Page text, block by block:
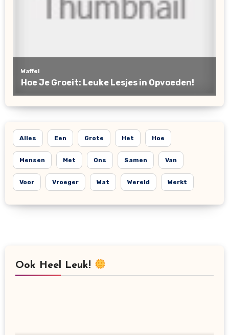
Alles Een Grote Het Hoe
Mensen Met Ons Samen Van
Voor Vroeger Wat Wereld Werkt
Ook Heel Leuk!